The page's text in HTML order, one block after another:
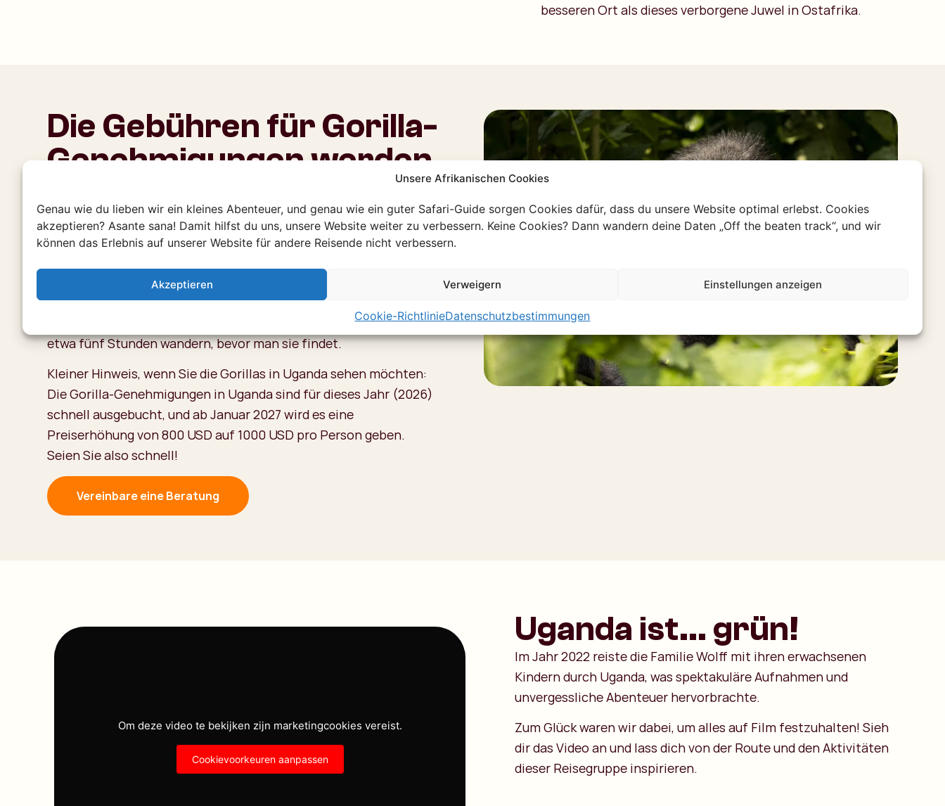
Unsere Afrikanischen Cookies
Genau wie du lieben wir ein kleines Abenteuer, und genau wie ein guter Safari-Guide sorgen Cookies dafür, dass du unsere Website optimal erlebst. Cookies
akzeptieren? Asante sana! Damit hilfst du uns, unsere Website weiter zu verbessern. Keine Cookies? Dann wandern deine Daten „Off the beaten track“, und wir
können das Erlebnis auf unserer Website für andere Reisende nicht verbessern.
Akzeptieren Verweigern Einstellungen anzeigen
Cookie-RichtlinieDatenschutzbestimmungen
besseren Ort als dieses verborgene Juwel in Ostafrika.
Die Gebühren für Gorilla-
Genehmigungen werden
Eine Gorilla-Wanderung ist ein magisches, unvergessliches
Erlebnis. Von einer Lodge am Park aus brechen Sie früh auf, um in
den Urwald (denken Sie an Macheten, Lianen, Tarzan und Jane),
begleitet von einem robusten Ranger, der die Berggorillas
aufspürt. Manchmal findet man sie sofort, manchmal muss man
etwa fünf Stunden wandern, bevor man sie findet.
Kleiner Hinweis, wenn Sie die Gorillas in Uganda sehen möchten:
Die Gorilla-Genehmigungen in Uganda sind für dieses Jahr (2026)
schnell ausgebucht, und ab Januar 2027 wird es eine
Preiserhöhung von 800 USD auf 1000 USD pro Person geben.
Seien Sie also schnell!
Vereinbare eine Beratung
Om deze video te bekijken zijn marketingcookies vereist.
Cookievoorkeuren aanpassen
Uganda ist... grün!
Im Jahr 2022 reiste die Familie Wolff mit ihren erwachsenen
Kindern durch Uganda, was spektakuläre Aufnahmen und
unvergessliche Abenteuer hervorbrachte.
Zum Glück waren wir dabei, um alles auf Film festzuhalten! Sieh
dir das Video an und lass dich von der Route und den Aktivitäten
dieser Reisegruppe inspirieren.